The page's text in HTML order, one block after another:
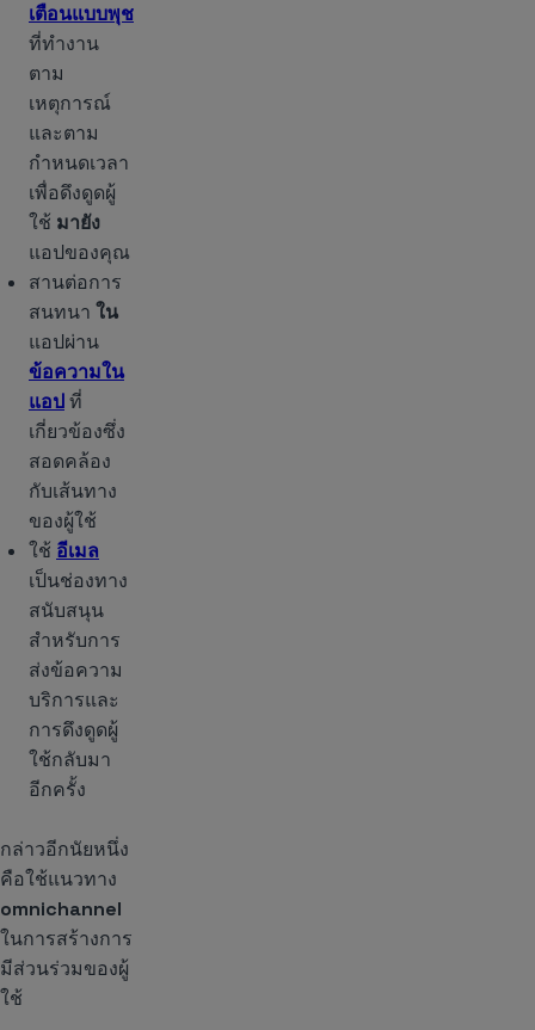
เตือนแบบพุช
ที่ทำงาน
ตาม
เหตุการณ์
และตาม
กำหนดเวลา
เพื่อดึงดูดผู้
ใช้ มายัง
แอปของคุณ
สานต่อการ
สนทนา ใน
แอปผ่าน
ข้อความใน
แอปที่
เกี่ยวข้องซึ่ง
สอดคล้อง
กับเส้นทาง
ของผู้ใช้
ใช้ อีเมล
เป็นช่องทาง
สนับสนุน
สำหรับการ
ส่งข้อความ
บริการและ
การดึงดูดผู้
ใช้กลับมา
อีกครั้ง
กล่าวอีกนัยหนึ่ง
คือใช้แนวทาง
omnichannel
ในการสร้างการ
มีส่วนร่วมของผู้
ใช้